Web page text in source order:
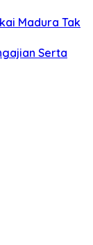
Madura Tak
Serta